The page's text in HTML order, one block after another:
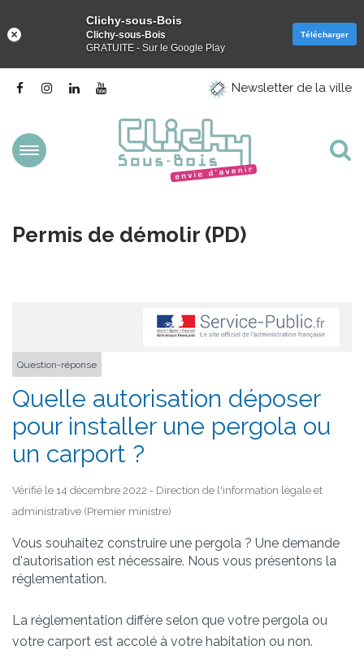
Lien
compte
Facebook
Lien
Lien
Linkedin
la
chaîne
Youtube
Newsletter de la ville
Aller
Permis de démolir (PD)
Question-réponse
Quelle autorisation déposer
pour installer une pergola ou
un carport ?
Vérifié le 14 décembre 2022 - Direction de l'information légale et
administrative (Premier ministre)
Vous souhaitez construire une pergola ? Une demande
d'autorisation est nécessaire. Nous vous présentons la
réglementation.
La réglementation diffère selon que votre pergola ou
votre carport est accolé à votre habitation ou non.
Clichy-sous-Bois
Clichy-sous-Bois
GRATUITE - Sur le Google Play
Télécharger